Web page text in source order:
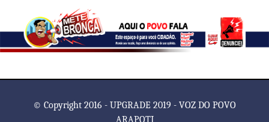
© Copyright 2016 - UPGRADE 2019 - VOZ DO POVO
ARAPOTI